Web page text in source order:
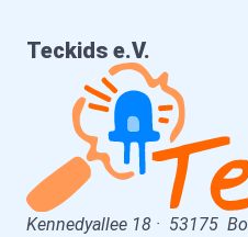
Teckids e.V.
Kennedyallee 18 · 53175